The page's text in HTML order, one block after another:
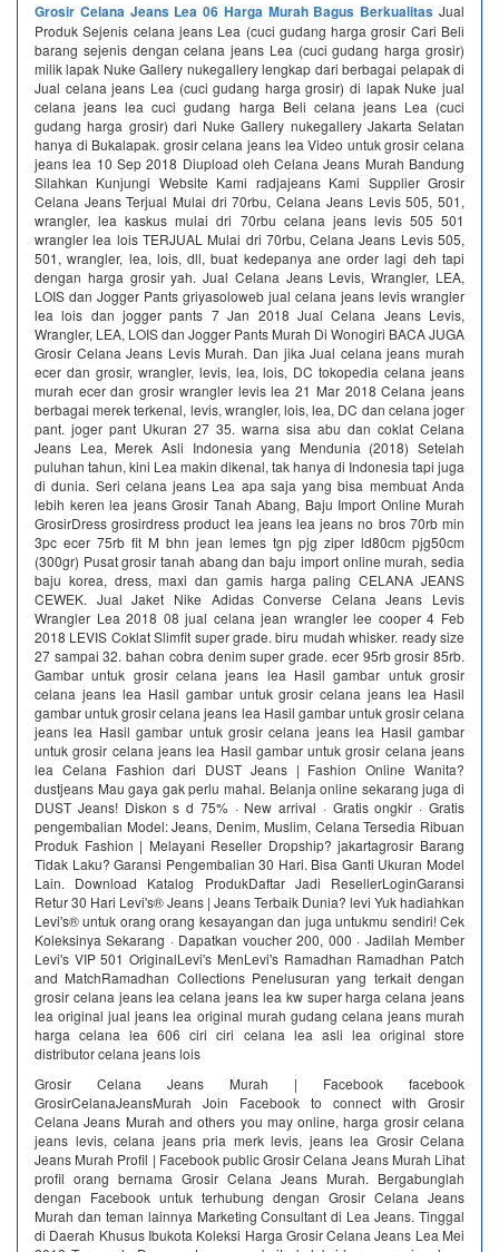
Grosir Celana Jeans Lea 06 Harga Murah Bagus Berkualitas Jual
Produk Sejenis celana jeans Lea (cuci gudang harga grosir Cari Beli
barang sejenis dengan celana jeans Lea (cuci gudang harga grosir)
milik lapak Nuke Gallery nukegallery lengkap dari berbagai pelapak di
Jual celana jeans Lea (cuci gudang harga grosir) di lapak Nuke jual
celana jeans lea cuci gudang harga Beli celana jeans Lea (cuci
gudang harga grosir) dari Nuke Gallery nukegallery Jakarta Selatan
hanya di Bukalapak. grosir celana jeans lea Video untuk grosir celana
jeans lea 10 Sep 2018 Diupload oleh Celana Jeans Murah Bandung
Silahkan Kunjungi Website Kami radjajeans Kami Supplier Grosir
Celana Jeans Terjual Mulai dri 70rbu, Celana Jeans Levis 505, 501,
wrangler, lea kaskus mulai dri 70rbu celana jeans levis 505 501
wrangler lea lois TERJUAL Mulai dri 70rbu, Celana Jeans Levis 505,
501, wrangler, lea, lois, dll, buat kedepanya ane order lagi deh tapi
dengan harga grosir yah. Jual Celana Jeans Levis, Wrangler, LEA,
LOIS dan Jogger Pants griyasoloweb jual celana jeans levis wrangler
lea lois dan jogger pants 7 Jan 2018 Jual Celana Jeans Levis,
Wrangler, LEA, LOIS dan Jogger Pants Murah Di Wonogiri BACA JUGA
Grosir Celana Jeans Levis Murah. Dan jika Jual celana jeans murah
ecer dan grosir, wrangler, levis, lea, lois, DC tokopedia celana jeans
murah ecer dan grosir wrangler levis lea 21 Mar 2018 Celana jeans
berbagai merek terkenal, levis, wrangler, lois, lea, DC dan celana joger
pant. joger pant Ukuran 27 35. warna sisa abu dan coklat Celana
Jeans Lea, Merek Asli Indonesia yang Mendunia (2018) Setelah
puluhan tahun, kini Lea makin dikenal, tak hanya di Indonesia tapi juga
di dunia. Seri celana jeans Lea apa saja yang bisa membuat Anda
lebih keren lea jeans Grosir Tanah Abang, Baju Import Online Murah
GrosirDress grosirdress product lea jeans lea jeans no bros 70rb min
3pc ecer 75rb fit M bhn jean lemes tgn pjg ziper ld80cm pjg50cm
(300gr) Pusat grosir tanah abang dan baju import online murah, sedia
baju korea, dress, maxi dan gamis harga paling CELANA JEANS
CEWEK. Jual Jaket Nike Adidas Converse Celana Jeans Levis
Wrangler Lea 2018 08 jual celana jean wrangler lee cooper 4 Feb
2018 LEVIS Coklat Slimfit super grade. biru mudah whisker. ready size
27 sampai 32. bahan cobra denim super grade. ecer 95rb grosir 85rb.
Gambar untuk grosir celana jeans lea Hasil gambar untuk grosir
celana jeans lea Hasil gambar untuk grosir celana jeans lea Hasil
gambar untuk grosir celana jeans lea Hasil gambar untuk grosir celana
jeans lea Hasil gambar untuk grosir celana jeans lea Hasil gambar
untuk grosir celana jeans lea Hasil gambar untuk grosir celana jeans
lea Celana Fashion dari DUST Jeans | Fashion Online Wanita?
dustjeans Mau gaya gak perlu mahal. Belanja online sekarang juga di
DUST Jeans! Diskon s d 75% · New arrival · Gratis ongkir · Gratis
pengembalian Model: Jeans, Denim, Muslim, Celana Tersedia Ribuan
Produk Fashion | Melayani Reseller Dropship? jakartagrosir Barang
Tidak Laku? Garansi Pengembalian 30 Hari. Bisa Ganti Ukuran Model
Lain. Download Katalog ProdukDaftar Jadi ResellerLoginGaransi
Retur 30 Hari Levi's® Jeans | Jeans Terbaik Dunia? levi Yuk hadiahkan
Levi's® untuk orang orang kesayangan dan juga untukmu sendiri! Cek
Koleksinya Sekarang · Dapatkan voucher 200, 000 · Jadilah Member
Levi's VIP 501 OriginalLevi's MenLevi's Ramadhan Ramadhan Patch
and MatchRamadhan Collections Penelusuran yang terkait dengan
grosir celana jeans lea celana jeans lea kw super harga celana jeans
lea original jual jeans lea original murah gudang celana jeans murah
harga celana lea 606 ciri ciri celana lea asli lea original store
distributor celana jeans lois
Grosir Celana Jeans Murah | Facebook facebook
GrosirCelanaJeansMurah Join Facebook to connect with Grosir
Celana Jeans Murah and others you may online, harga grosir celana
jeans levis, celana jeans pria merk levis, jeans lea Grosir Celana
Jeans Murah Profil | Facebook public Grosir Celana Jeans Murah Lihat
profil orang bernama Grosir Celana Jeans Murah. Bergabunglah
dengan Facebook untuk terhubung dengan Grosir Celana Jeans
Murah dan teman lainnya Marketing Consultant di Lea Jeans. Tinggal
di Daerah Khusus Ibukota Koleksi Harga Grosir Celana Jeans Lea Mei